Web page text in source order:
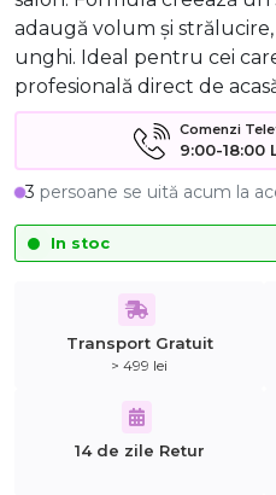
adaugă volum și
unghi. Ideal pentru cei
profesională direct de
Comenzi
9:00-18:00
3 persoane se uită acum la
In stoc
Transport Gratuit
> 499 lei
14 de zile Retur